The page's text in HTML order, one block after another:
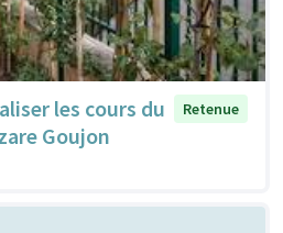
les cours du
Goujon
Retenue